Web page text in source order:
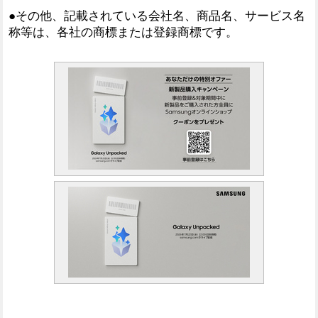
●その他、記載されている会社名、商品名、サービス名
称等は、各社の商標または登録商標です。